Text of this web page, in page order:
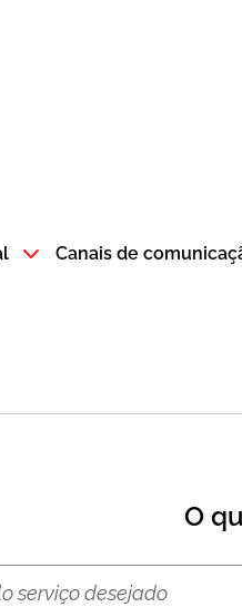
do Poupatempo SP GOV BR
Canais de
O